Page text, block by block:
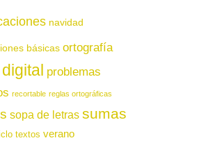
navidad
básicas ortografía
problemas
recortable reglas ortográficas
sopa de letras sumas
textos verano